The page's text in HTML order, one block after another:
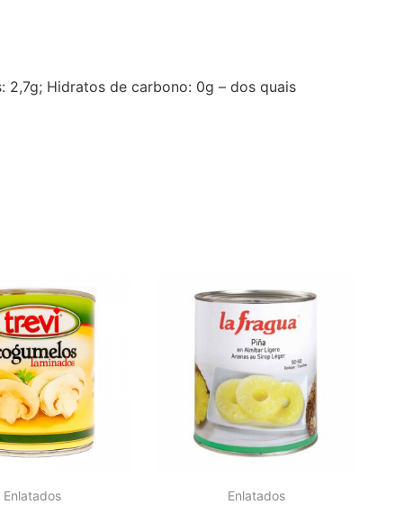
2,7g; Hidratos de carbono: 0g – dos quais
Enlatados Enlatados